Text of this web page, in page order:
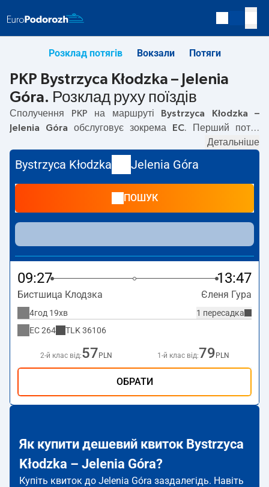
Розклад потягів Вокзали Потяги
PKP Bystrzyca Kłodzka – Jelenia
Góra. Розклад руху поїздів
Сполучення PKP на маршруті
Bystrzyca Kłodzka –
Jelenia Góra обслуговує зокрема EC. Перший потяг
з вокзалу PKP Bystrzyca Kłodzka.
Останній потяг до Jelenia Góra вирушає о 09:27. Наразі
на маршруті Bystrzyca Kłodzka–Jelenia Góra
інші потяги перевізника PKP Intercity. Потяг завершує
маршрут на станції Jelenia Góra.
Детальніше
Bystrzyca Kłodzka Jelenia Góra
ПОШУК
09:27 13:47
Бистшица Клодзка Єленя Гура
1 пересадка
4год 19хв
EC264 TLK 36106
2-й клас від:57 PLN 1-й клас від:79 PLN
ОБРАТИ
Як купити дешевий квиток Bystrzyca
Kłodzka – Jelenia Góra?
Купіть квиток до Jelenia Góra заздалегідь. Навіть